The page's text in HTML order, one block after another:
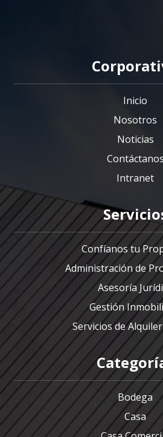
Inicio
Nosotros
Noticias
Contáctanos
Intranet
Confíanos tu
Administración de
Asesoría
Gestión
Servicios de
Bodega
Casa